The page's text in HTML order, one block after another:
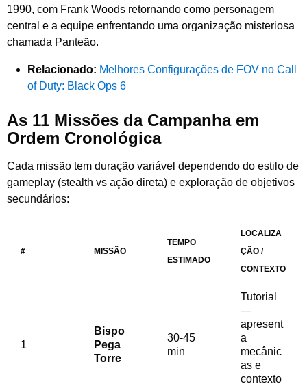
1990, com Frank Woods retornando como personagem
central e a equipe enfrentando uma organização misteriosa
chamada Panteão.
Relacionado: Melhores Configurações de FOV no Call
of Duty: Black Ops 6
As 11 Missões da Campanha em
Ordem Cronológica
Cada missão tem duração variável dependendo do estilo de
gameplay (stealth vs ação direta) e exploração de objetivos
secundários:
# MISSÃO
TEMPO
ESTIMADO
LOCALIZA
ÇÃO /
CONTEXTO
1
Bispo
Pega
Torre
30-45
min
Tutorial
—
apresent
a
mecânic
as e
contexto